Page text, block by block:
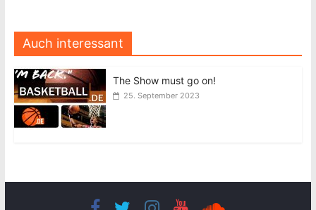
Auch interessant
The Show must go on!
25. September 2023